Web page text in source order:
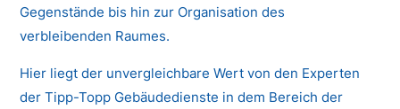
Gegenstände bis hin zur Organisation des
verbleibenden Raumes.
Hier liegt der unvergleichbare Wert von den Experten
der Tipp-Topp Gebäudedienste in dem Bereich der